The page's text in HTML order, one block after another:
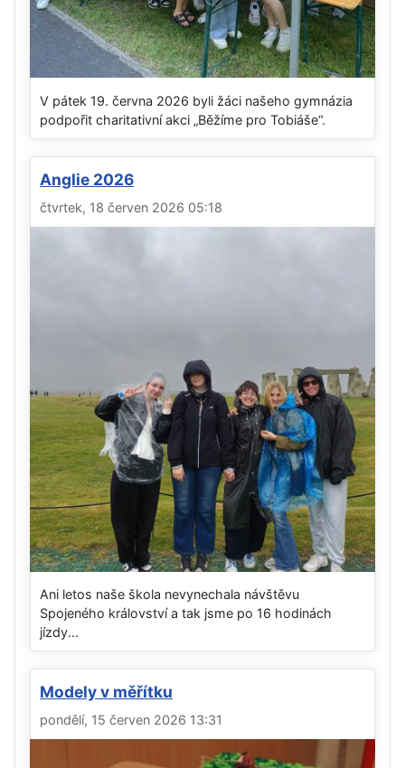
V pátek 19. června 2026 byli žáci našeho gymnázia
podpořit charitativní akci „Běžíme pro Tobiáše“.
Anglie 2026
čtvrtek, 18 červen 2026 05:18
Ani letos naše škola nevynechala návštěvu
Spojeného království a tak jsme po 16 hodinách
jízdy...
Modely v měřítku
pondělí, 15 červen 2026 13:31